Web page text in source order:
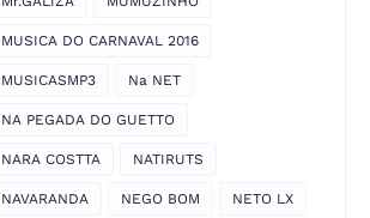
MUSICA DO CARNAVAL 2016
MUSICASMP3 Na NET
NA PEGADA DO GUETTO
NARA COSTTA NATIRUTS
NAVARANDA NEGO BOM NETO LX